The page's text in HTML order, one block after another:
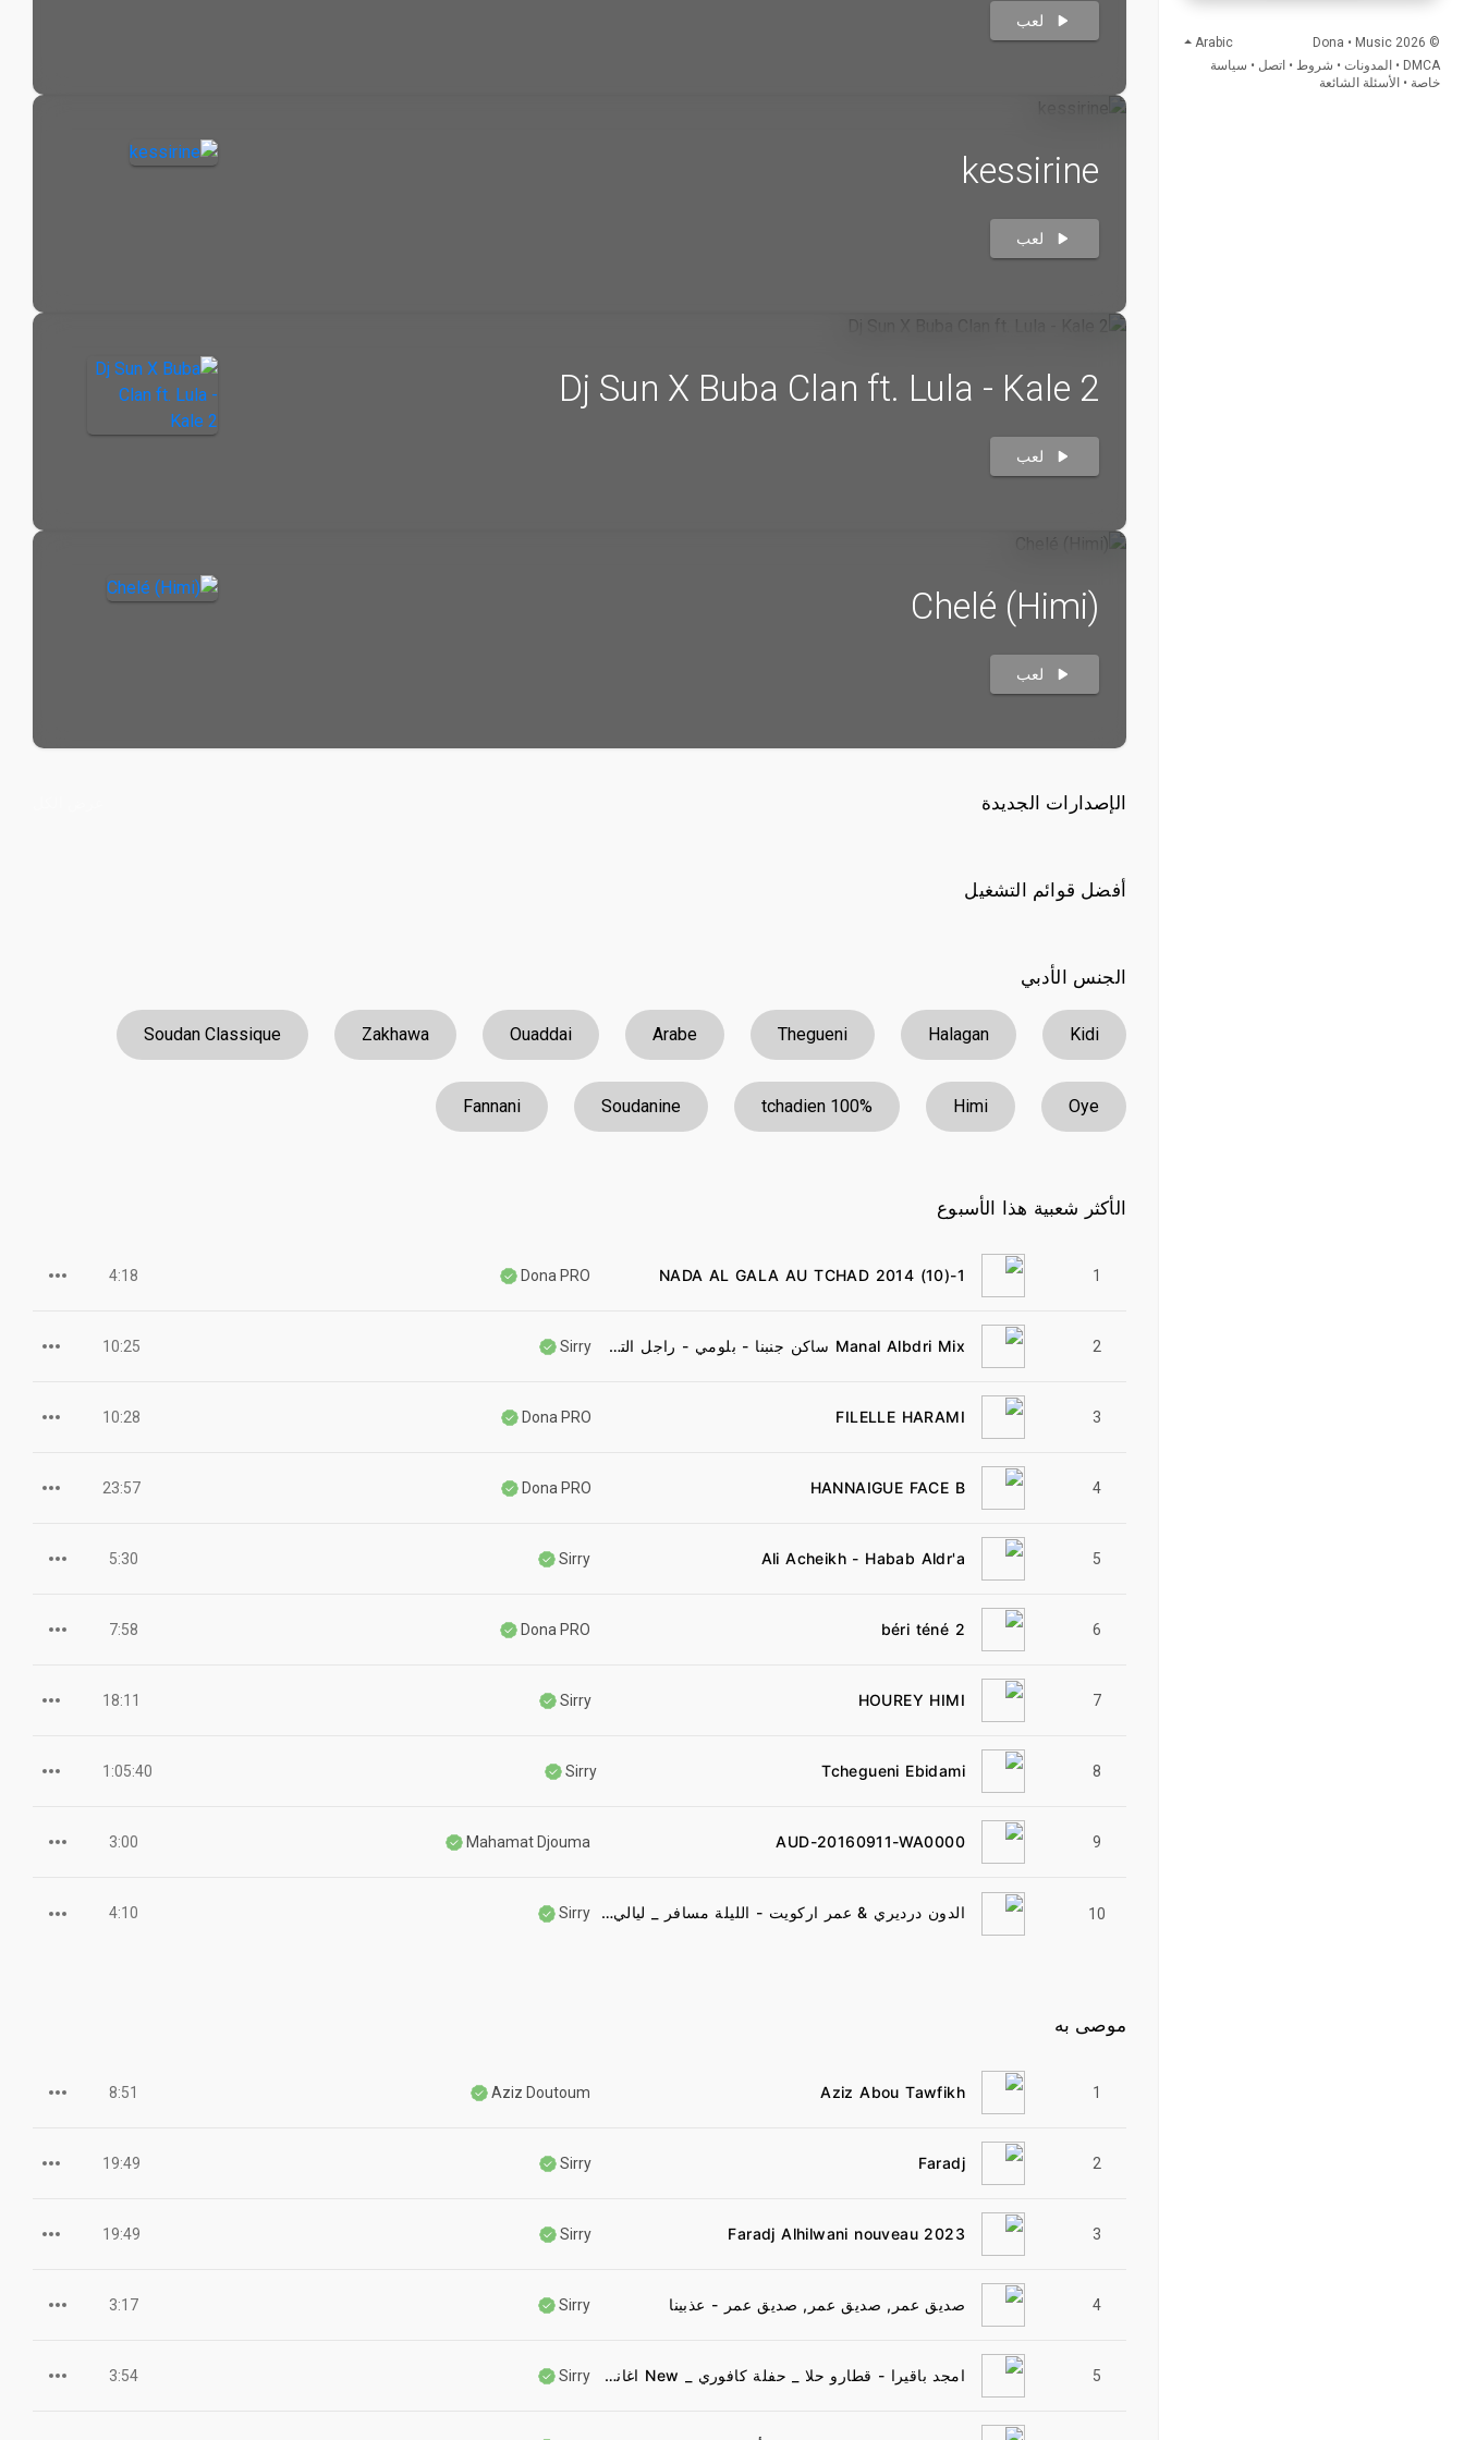
© 2026 Dona • Music
Arabic
DMCA
• المدونات • شروط • اتصل • سياسة
خاصة • الأسئلة الشائعة
لعب
kessirine
لعب
Dj Sun X Buba Clan ft. Lula - Kale 2
لعب
Chelé (Himi)
لعب
الإصدارات الجديدة
أفضل قوائم التشغيل
الجنس الأدبي
Kidi
Halagan
Thegueni
Arabe
Ouaddai
Zakhawa
Soudan Classique
Oye
Himi
100% tchadien
Soudanine
Fannani
الأكثر شعبية هذا الأسبوع
1
NADA AL GALA AU TCHAD 2014 (10)-1
Dona PRO
4:18
2 Manal Albdri Mix ساكن جنبنا - بلومي - راجل التهريب - مراسي الشوق Sirry
10:25
3
FILELLE HARAMI
Dona PRO
10:28
4
HANNAIGUE FACE B
Dona PRO
23:57
5
Ali Acheikh - Habab Aldr'a
Sirry
5:30
6
béri téné 2
Dona PRO
7:58
7
HOUREY HIMI
Sirry
18:11
8
Tchegueni Ebidami
Sirry
1:05:40
9
AUD-20160911-WA0000
Mahamat Djouma
3:00
10 الدون درديري & عمر اركويت - الليلة مسافر _ ليالي كايرو _ NEW اغاني سودانية 2021 Sirry
4:10
موصى به
1
Aziz Abou Tawfikh
Aziz Doutoum
8:51
2
Faradj
Sirry
19:49
3
Faradj Alhilwani nouveau 2023
Sirry
19:49
4 صديق عمر, صديق عمر, صديق عمر - عذبينا Sirry
3:17
5 امجد باقيرا - قطارو حلا _ حفلة كافوري _ New اغاني سودانية 2021 Sirry
3:54